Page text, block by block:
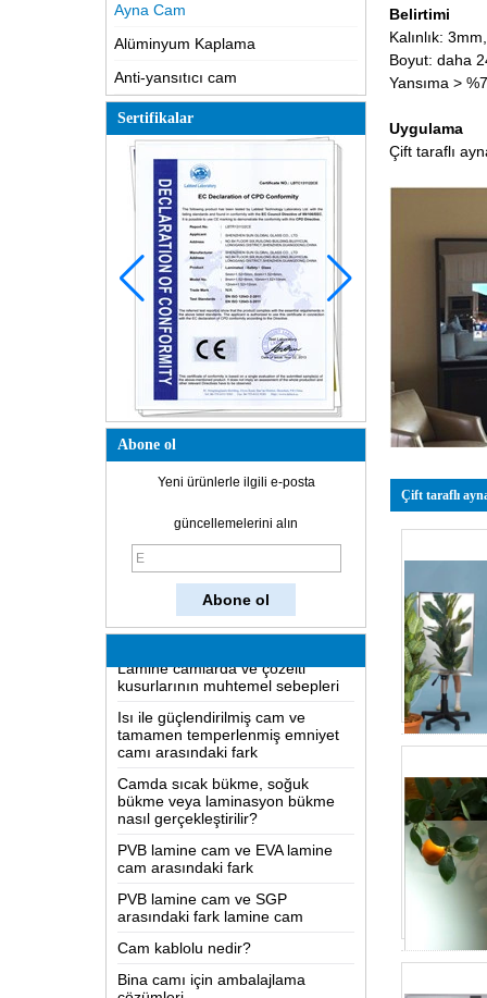
Ayna Cam
Alüminyum Kaplama
Anti-yansıtıcı cam
Sertifikalar
Abone ol
Yeni ürünlerle ilgili e-posta
güncellemelerini alın
Cam nasıl yapılır?
İki yönlü ayna nasıl çalışır?
En kapsamlı bilgi LOW-E cam
Lamine camlarda ve çözelti
Isı ile güçlendirilmiş cam ve
tamamen temperlenmiş emniyet
camı arasındaki fark
Camda sıcak bükme, soğuk
bükme veya laminasyon bükme
nasıl gerçekleştirilir?
PVB lamine cam ve EVA lamine
cam arasındaki fark
PVB lamine cam ve SGP
arasındaki fark lamine cam
Cam kablolu nedir?
Bina camı için ambalajlama
çözümleri
Cam nasıl yapılır?
Belirtimi
Kalınlık:
Boyut: daha
Yansıma >
Uygulama
Çift taraflı
Çift taraflı